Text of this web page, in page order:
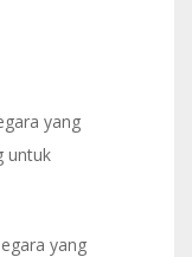
yang
untuk
yang